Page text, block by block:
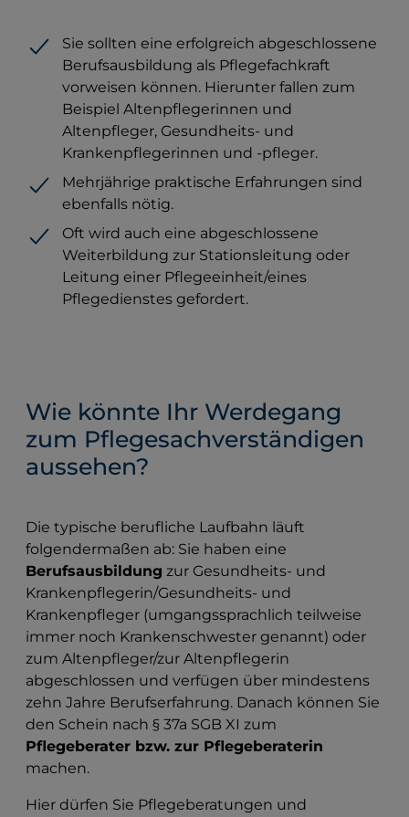
Sie sollten eine erfolgreich abgeschlossene
Berufsausbildung als Pflegefachkraft
vorweisen können. Hierunter fallen zum
Beispiel Altenpflegerinnen und
Altenpfleger, Gesundheits- und
Krankenpflegerinnen und -pfleger.
Mehrjährige praktische Erfahrungen sind
ebenfalls nötig.
Oft wird auch eine abgeschlossene
Weiterbildung zur Stationsleitung oder
Leitung einer Pflegeeinheit/eines
Pflegedienstes gefordert.
Wie könnte Ihr Werdegang
zum Pflegesachverständigen
aussehen?
Die typische berufliche Laufbahn läuft
folgendermaßen ab: Sie haben eine
Berufsausbildung zur Gesundheits- und
Krankenpflegerin/Gesundheits- und
Krankenpfleger (umgangssprachlich teilweise
immer noch Krankenschwester genannt) oder
zum Altenpfleger/zur Altenpflegerin
abgeschlossen und verfügen über mindestens
zehn Jahre Berufserfahrung. Danach können Sie
den Schein nach § 37a SGB XI zum
Pflegeberater bzw. zur Pflegeberaterin
machen.
Hier dürfen Sie Pflegeberatungen und